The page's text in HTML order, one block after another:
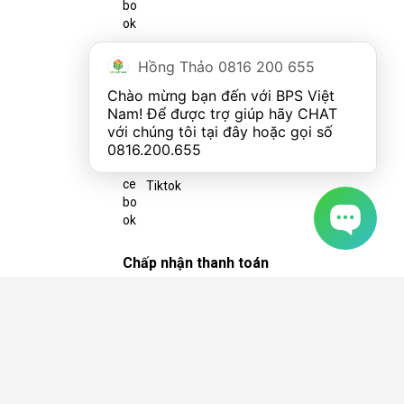
hơn so với điều hòa treo tường. Khi mua máy,
lùa, còn đối với cửa sổ dạng đẩy, người dùng cần
khi hoàn thành lắp đặt, người dùng chỉ cần cắm
Youtube
Tiktok
Chấp nhận thanh toán
Hồng Thảo 0816 200 655
Chào mừng bạn đến với BPS Việt
Nam! Để được trợ giúp hãy CHAT
0816.200.655